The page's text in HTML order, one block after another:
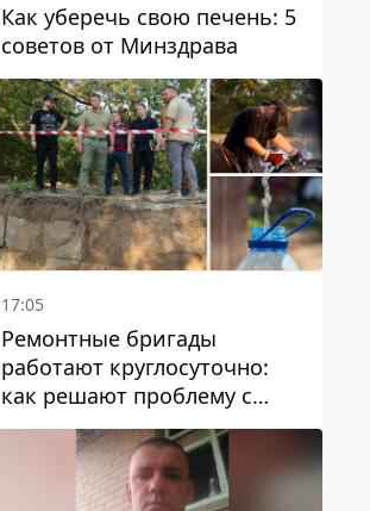
Как уберечь свою печень: 5
советов от Минздрава
17:05
Ремонтные бригады
работают круглосуточно:
как решают проблему с
водой в Марганецкой
громаде